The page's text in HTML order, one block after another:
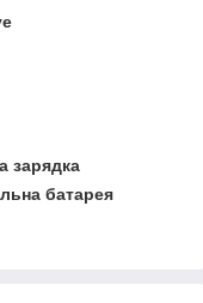
зарядка
батарея